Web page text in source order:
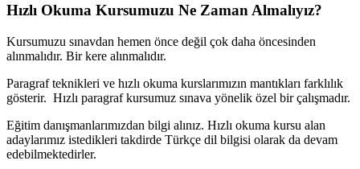
Hızlı Okuma Kursumuzu Ne Zaman Almalıyız?
Kursumuzu sınavdan hemen önce değil çok daha öncesinden
alınmalıdır. Bir kere alınmalıdır.
Paragraf teknikleri ve hızlı okuma kurslarımızın mantıkları farklılık
gösterir. Hızlı paragraf kursumuz sınava yönelik özel bir çalışmadır.
Eğitim danışmanlarımızdan bilgi alınız. Hızlı okuma kursu alan
adaylarımız istedikleri takdirde Türkçe dil bilgisi olarak da devam
edebilmektedirler.